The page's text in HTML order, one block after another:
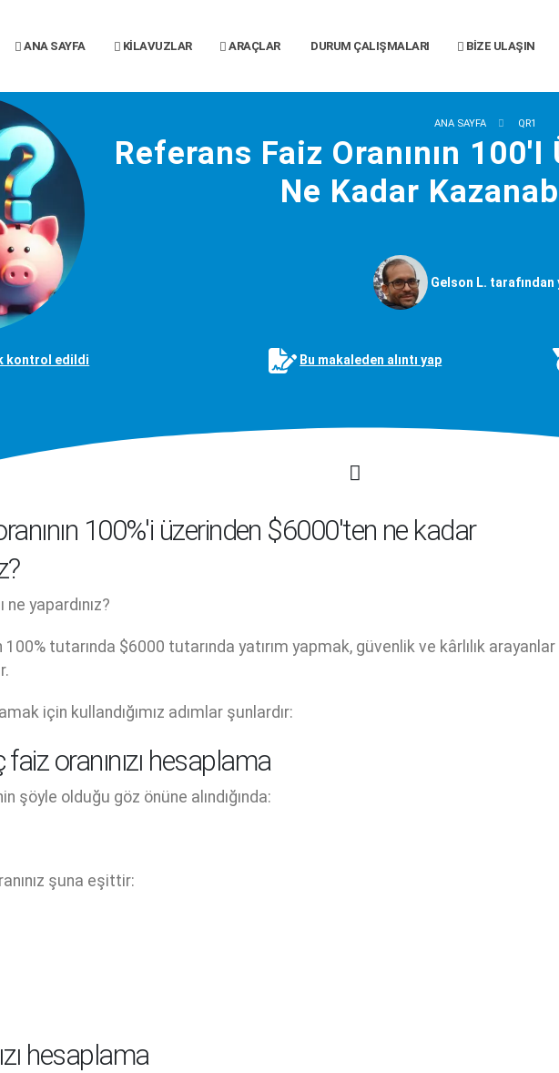
ANA SAYFA KILAVUZLAR ARAÇLAR DURUM ÇALIŞMALARI BIZE ULAŞIN
ANA SAYFA QR1
Referans Faiz Oranının
Ne Kadar
Gelson L. tarafından
kontrol edildi Bu makaleden alıntı yap
100%'i üzerinden $6000'ten ne kadar
yapardınız?
100% tutarında $6000 tutarında yatırım yapmak, güvenlik ve kârlılık
için kullandığımız adımlar şunlardır:
oranınızı hesaplama
şöyle olduğu göz önüne alındığında:
şuna eşittir:
hesaplama